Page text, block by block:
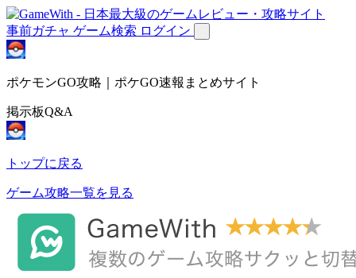
事前ガチャ ゲーム検索 ログイン
ポケモンGO攻略｜ポケGO速報まとめサイト
掲示板Q&A
トップに戻る
ゲーム攻略一覧を見る